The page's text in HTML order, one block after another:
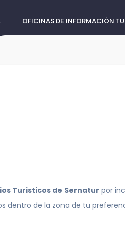
OFICINAS DE INFORMACIÓN
Turisticos de Sernatur por
dentro de la zona de tu